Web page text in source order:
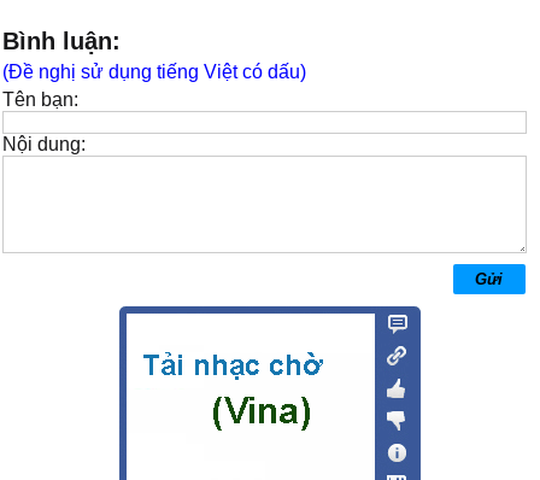
Tải nhạc chờ
Bình luận:
(Đề nghị sử dụng tiếng Việt có dấu)
Tên bạn:
Nội dung: